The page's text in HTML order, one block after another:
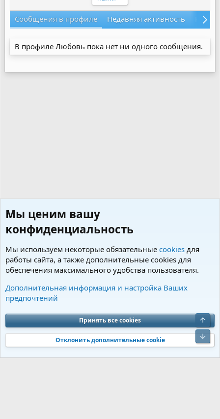
Сообщения в профиле Недавняя активность
В профиле Любовь пока нет ни одного сообщения.
Пользователи
Cookies Charm by DCom
Обратная связь
Условия и правила
Политика конфиденциальности
Помощь
S
S
Community platform by XenForo® © 2010-2026 XenForo Ltd. Перевод от
Jumuro®|Media embeds via s9e/MediaSites
Мы ценим вашу
конфиденциальность
Мы используем некоторые обязательные cookies для
работы сайта, а также дополнительные cookies для
обеспечения максимального удобства пользователя.
Дополнительная информация и настройка Ваших
предпочтений
Принять все cookies
Отклонить дополнительные cookie
Верх
Низ